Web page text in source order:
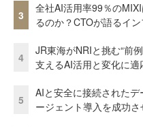
3
全社AI活用率99％の
るのか？CTOが語るイ
4
JR東海がNRIと挑む“前
支えるAI活用と変化に
5
AIと安全に接続された
ージェント導入を成功